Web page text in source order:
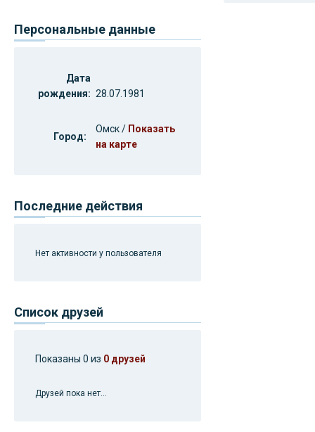
Персональные данные
Дата
рождения: 28.07.1981
Город:
Омск / Показать
на карте
Последние действия
Нет активности у пользователя
Список друзей
Показаны 0 из 0 друзей
Друзей пока нет...